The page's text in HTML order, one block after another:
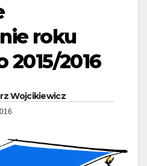
roku
2016
Wojcikiewicz